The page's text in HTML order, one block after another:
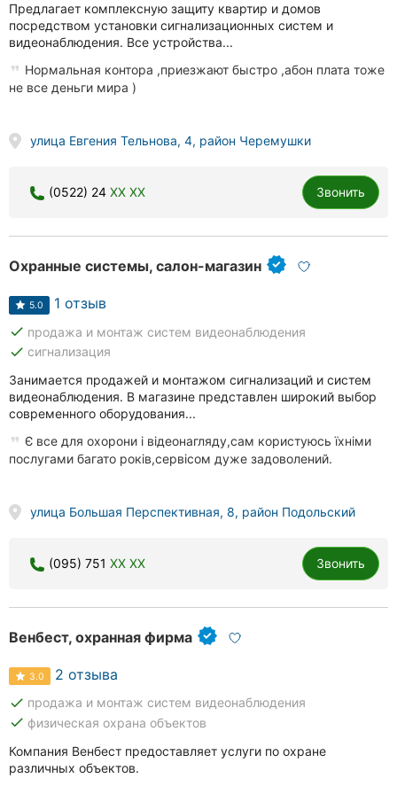
Предлагает комплексную защиту квартир и домов
посредством установки сигнализационных систем и
видеонаблюдения. Все устройства...
Нормальная контора ,приезжают быстро ,абон плата тоже
не все деньги мира )
улица Евгения Тельнова, 4, район Черемушки
(0522) 24 XX XX Звонить
Охранные системы, салон-магазин
5.0 1 отзыв
done продажа и монтаж систем видеонаблюдения
done сигнализация
Занимается продажей и монтажом сигнализаций и систем
видеонаблюдения. В магазине представлен широкий выбор
современного оборудования...
Є все для охорони і відеонагляду,сам користуюсь їхніми
послугами багато років,сервісом дуже задоволений.
улица Большая Перспективная, 8, район Подольский
(095) 751 XX XX Звонить
Венбест, охранная фирма
3.0 2 отзыва
done продажа и монтаж систем видеонаблюдения
done физическая охрана объектов
Компания Венбест предоставляет услуги по охране
различных объектов.